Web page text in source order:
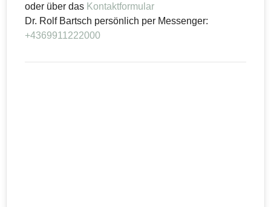
oder über das Kontaktformular
Dr. Rolf Bartsch persönlich per Messenger:
+4369911222000